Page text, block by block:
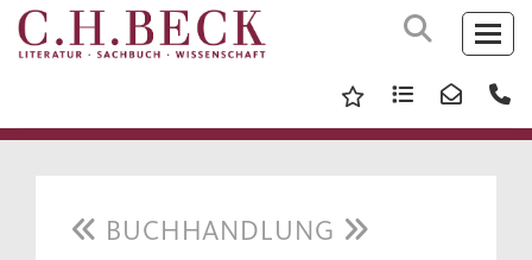
BUCHHANDLUNG